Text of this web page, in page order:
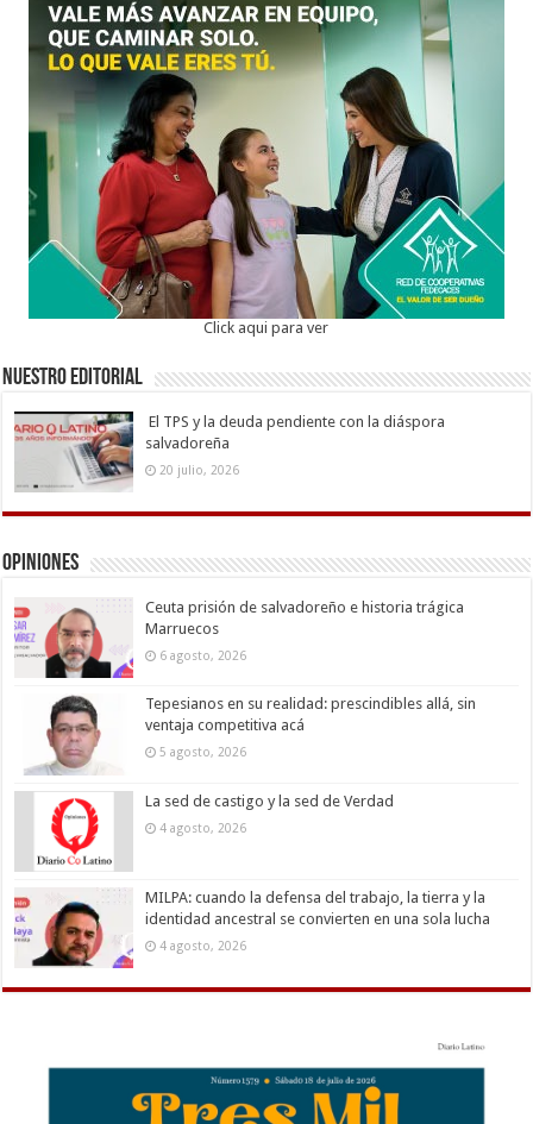
Click aqui para ver
Nuestro Editorial
El TPS y la deuda pendiente con la diáspora
salvadoreña
20 julio, 2026
Opiniones
Ceuta prisión de salvadoreño e historia trágica
Marruecos
6 agosto, 2026
Tepesianos en su realidad: prescindibles allá, sin
ventaja competitiva acá
5 agosto, 2026
La sed de castigo y la sed de Verdad
4 agosto, 2026
MILPA: cuando la defensa del trabajo, la tierra y la
identidad ancestral se convierten en una sola lucha
4 agosto, 2026